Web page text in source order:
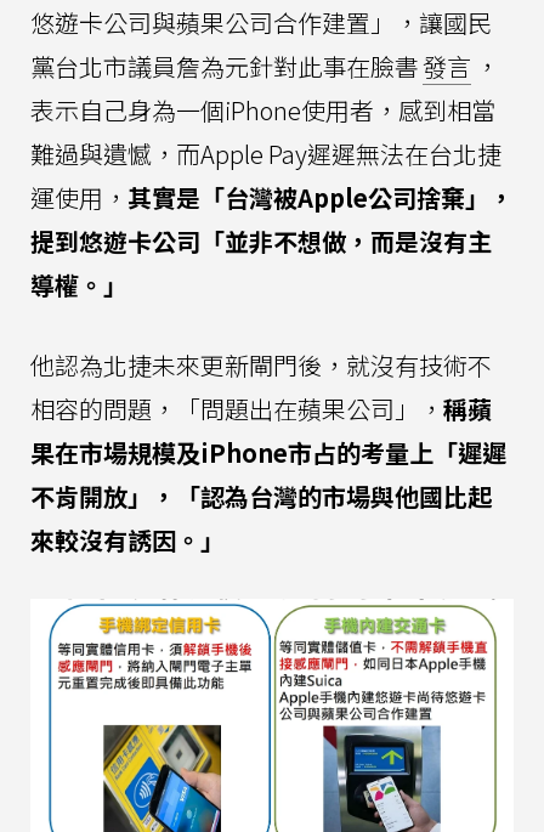
悠遊卡公司與蘋果公司合作建置」，讓國民
黨台北市議員詹為元針對此事在臉書發言 ，
表示自己身為一個iPhone使用者，感到相當
難過與遺憾，而Apple Pay遲遲無法在台北捷
運使用， 其實是「台灣被Apple公司捨棄」，
提到悠遊卡公司「並非不想做，而是沒有主
導權。」
他認為北捷未來更新閘門後，就沒有技術不
相容的問題，「問題出在蘋果公司」， 稱蘋
果在市場規模及iPhone市占的考量上「遲遲
不肯開放」，「認為台灣的市場與他國比起
來較沒有誘因。」